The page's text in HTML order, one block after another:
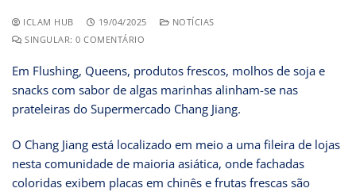
ICLAM HUB 19/04/2025
NOTÍCIAS
SINGULAR: 0 COMENTÁRIO
Em Flushing, Queens, produtos frescos, molhos de soja e
snacks com sabor de algas marinhas alinham-se nas
prateleiras do Supermercado Chang Jiang.
O Chang Jiang está localizado em meio a uma fileira de lojas
nesta comunidade de maioria asiática, onde fachadas
coloridas exibem placas em chinês e frutas frescas são